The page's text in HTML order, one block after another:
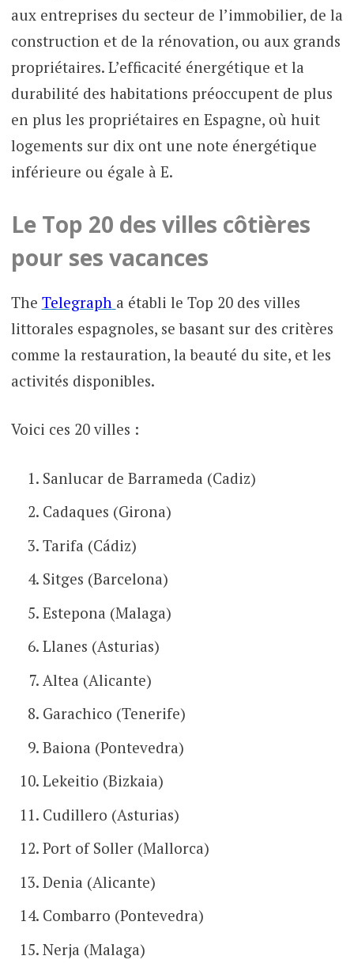
aux entreprises du secteur de l’immobilier, de la
construction et de la rénovation, ou aux grands
propriétaires. L’efficacité énergétique et la
durabilité des habitations préoccupent de plus
en plus les propriétaires en Espagne, où huit
logements sur dix ont une note énergétique
inférieure ou égale à E.
Le Top 20 des villes côtières
pour ses vacances
The Telegraph a établi le Top 20 des villes
littorales espagnoles, se basant sur des critères
comme la restauration, la beauté du site, et les
activités disponibles.
Voici ces 20 villes :
Sanlucar de Barrameda (Cadiz)
Cadaques (Girona)
Tarifa (Cádiz)
Sitges (Barcelona)
Estepona (Malaga)
Llanes (Asturias)
Altea (Alicante)
Garachico (Tenerife)
Baiona (Pontevedra)
Lekeitio (Bizkaia)
Cudillero (Asturias)
Port of Soller (Mallorca)
Denia (Alicante)
Combarro (Pontevedra)
Nerja (Malaga)